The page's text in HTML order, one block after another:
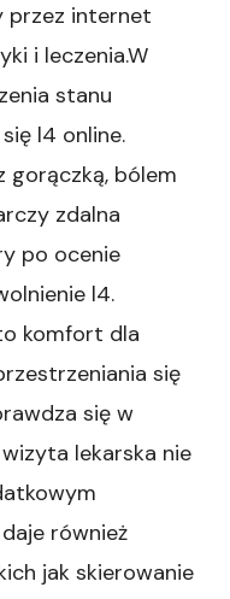
przez internet
i leczenia.W
stanu
l4 online.
gorączką, bólem
zdalna
po ocenie
l4.
komfort dla
się
się w
lekarska nie
również
jak skierowanie